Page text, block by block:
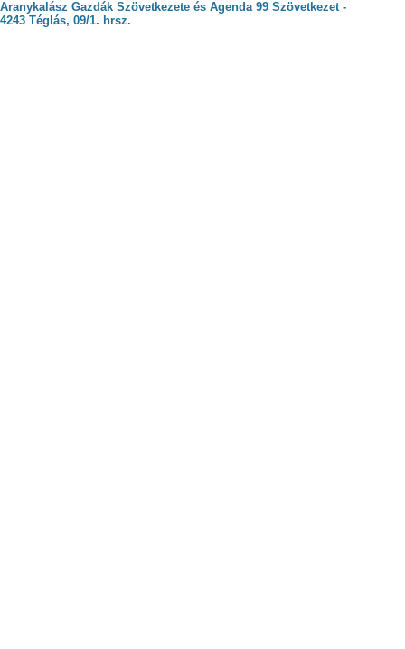
Aranykalász Gazdák Szövetkezete és Agenda 99 Szövetkezet -
4243 Téglás, 09/1. hrsz.